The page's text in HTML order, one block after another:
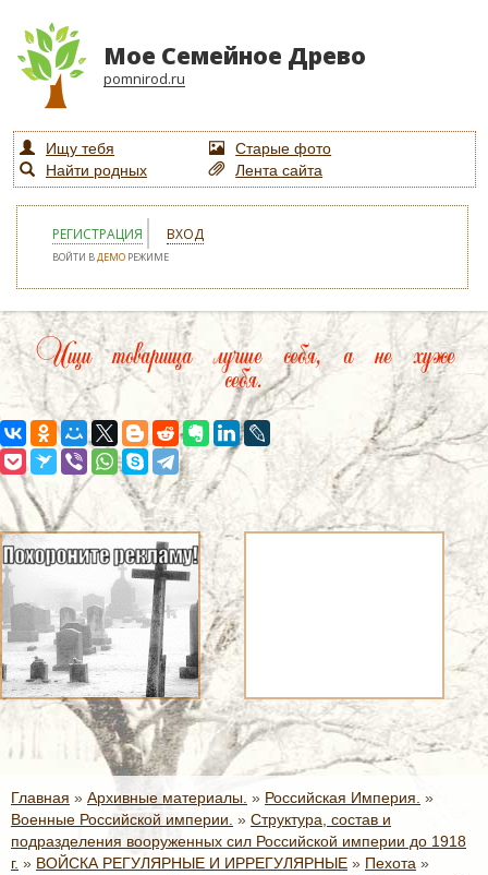
Мое Семейное Древо
pomnirod.ru
Ищу тебя
Старые фото
Найти родных
Лента сайта
РЕГИСТРАЦИЯ ВХОД
ВОЙТИ ВДЕМО РЕЖИМЕ
Ищи товарища лучше себя, а не хуже
себя.
Главная » Архивные материалы. » Российская Империя. »
Военные Российской империи. » Структура, состав и
подразделения вооруженных сил Российской империи до 1918
г. » ВОЙСКА РЕГУЛЯРНЫЕ И ИРРЕГУЛЯРНЫЕ » Пехота »